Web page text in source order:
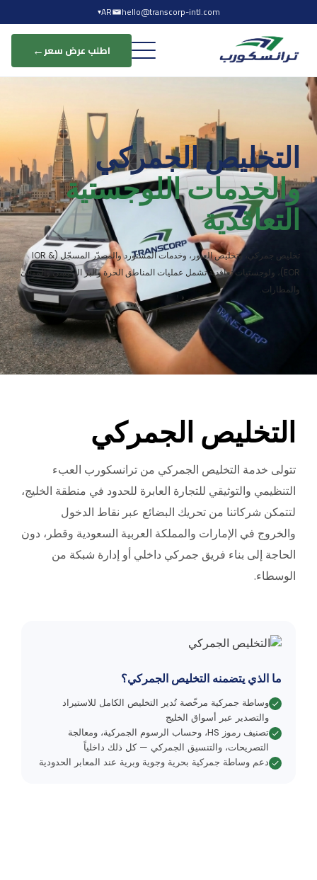
AR
▾ hello@transcorp-intl.com
اطلب عرض سعر←
التخليص الجمركي
والخدمات اللوجستية
التعاقدية
تخليص جمركي، وتخليص العبور، وخدمات المستورد والمصدّر المسجّل (IOR &
EOR)، ولوجستيات تعاقدية تشمل عمليات المناطق الحرة والبر الرئيسي والموانئ
والمطارات.
التخليص الجمركي
تتولى خدمة التخليص الجمركي من ترانسكورب العبء
التنظيمي والتوثيقي للتجارة العابرة للحدود في منطقة الخليج،
لتتمكن شركاتنا من تحريك البضائع عبر نقاط الدخول
والخروج في الإمارات والمملكة العربية السعودية وقطر، دون
الحاجة إلى بناء فريق جمركي داخلي أو إدارة شبكة من
الوسطاء.
ما الذي يتضمنه التخليص الجمركي؟
وساطة جمركية مرخّصة تُدير التخليص الكامل للاستيراد
والتصدير عبر أسواق الخليج
تصنيف رموز HS، وحساب الرسوم الجمركية، ومعالجة
التصريحات، والتنسيق الجمركي — كل ذلك داخلياً
دعم وساطة جمركية بحرية وجوية وبرية عند المعابر الحدودية